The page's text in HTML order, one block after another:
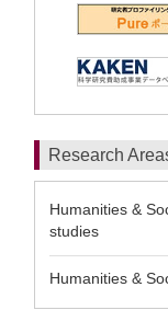
Research
Humanities &
studies
Humanities &